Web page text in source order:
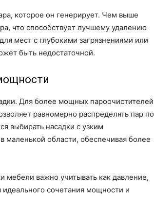
которое он генерирует. Чем выше
что способствует лучшему удалению
мест с глубокими загрязнениями или
быть недостаточной.
Для более мощных пароочистителей
равномерно распределять пар по
выбирать насадки с узким
маленькой области, обеспечивая более
мебели важно учитывать как давление,
идеального сочетания мощности и